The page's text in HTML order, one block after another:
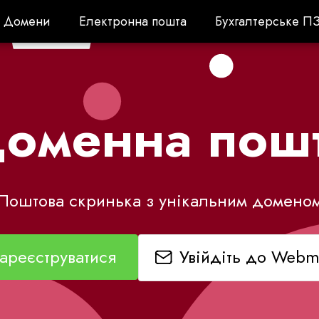
Домени
Домени Електронна пошта
Електронна пошта Бухгалтерське ПЗ
Бухгалтерське ПЗ
скринька з унікальним
Увійдіть до